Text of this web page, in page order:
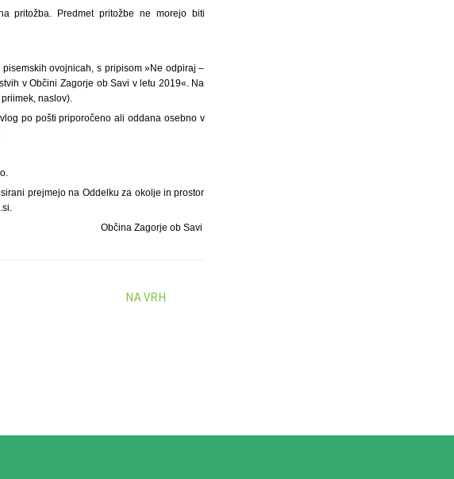
pritožba. Predmet pritožbe ne morejo biti
ovojnicah, s pripisom »Ne odpiraj –
v Občini Zagorje ob Savi v letu 2019«. Na
naslov).
po pošti priporočeno ali oddana osebno v
prejmejo na Oddelku za okolje in prostor
Občina Zagorje ob Savi
NA VRH